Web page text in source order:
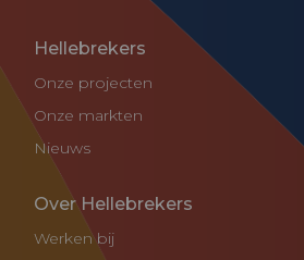
Hellebrekers
Onze projecten
Onze markten
Nieuws
Over Hellebrekers
Werken bij